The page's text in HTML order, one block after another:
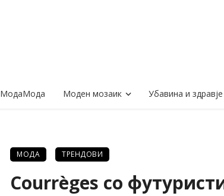
МодаМода Моден мозаик Убавина и здравје
МОДА ТРЕНДОВИ
Courrèges со